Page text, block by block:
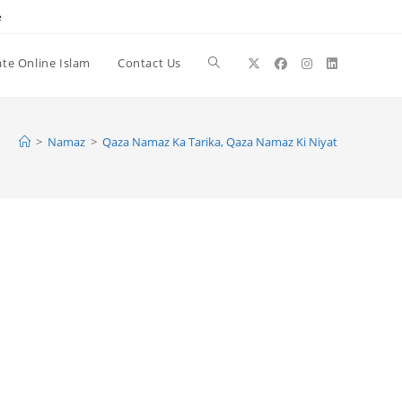
Online Islam Contact Us Toggle
> Namaz > Qaza Namaz Ka Tarika, Qaza Namaz Ki Niyat